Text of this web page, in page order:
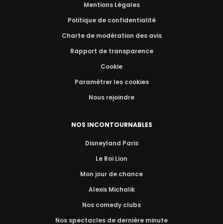
Mentions Légales
Politique de confidentialité
Charte de modération des avis
Rapport de transparence
Cookie
Paramétrer les cookies
Nous rejoindre
NOS INCONTOURNABLES
Disneyland Paris
Le Roi Lion
Mon jour de chance
Alexis Michalik
Nos comedy clubs
Nos spectacles de dernière minute